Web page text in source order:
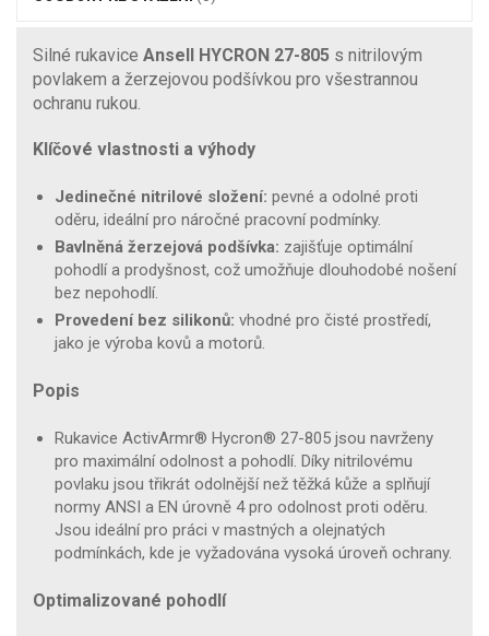
Silné rukavice Ansell HYCRON 27-805 s nitrilovým
povlakem a žerzejovou podšívkou pro všestrannou
ochranu rukou.
Klíčové vlastnosti a výhody
Jedinečné nitrilové složení: pevné a odolné proti
oděru, ideální pro náročné pracovní podmínky.
Bavlněná žerzejová podšívka: zajišťuje optimální
pohodlí a prodyšnost, což umožňuje dlouhodobé nošení
bez nepohodlí.
Provedení bez silikonů: vhodné pro čisté prostředí,
jako je výroba kovů a motorů.
Popis
Rukavice ActivArmr® Hycron® 27-805 jsou navrženy
pro maximální odolnost a pohodlí. Díky nitrilovému
povlaku jsou třikrát odolnější než těžká kůže a splňují
normy ANSI a EN úrovně 4 pro odolnost proti oděru.
Jsou ideální pro práci v mastných a olejnatých
podmínkách, kde je vyžadována vysoká úroveň ochrany.
Optimalizované pohodlí